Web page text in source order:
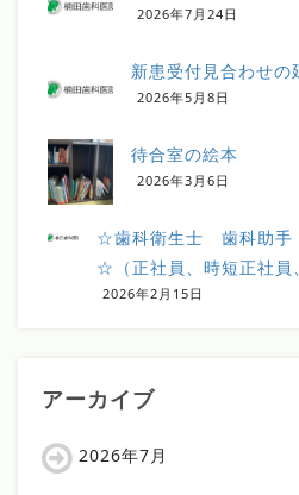
2026年7月24日
新患受付見合わせの
2026年5月8日
待合室の絵本
2026年3月6日
☆歯科衛生士 歯科助手
☆（正社員、時短正社員
2026年2月15日
アーカイブ
2026年7月